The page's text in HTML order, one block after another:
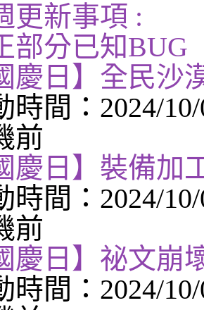
更新事項 :
部分已知BUG
慶日】全民沙
時間：2024/
前
慶日】裝備加
時間：2024/
前
慶日】祕文崩
時間：2024/